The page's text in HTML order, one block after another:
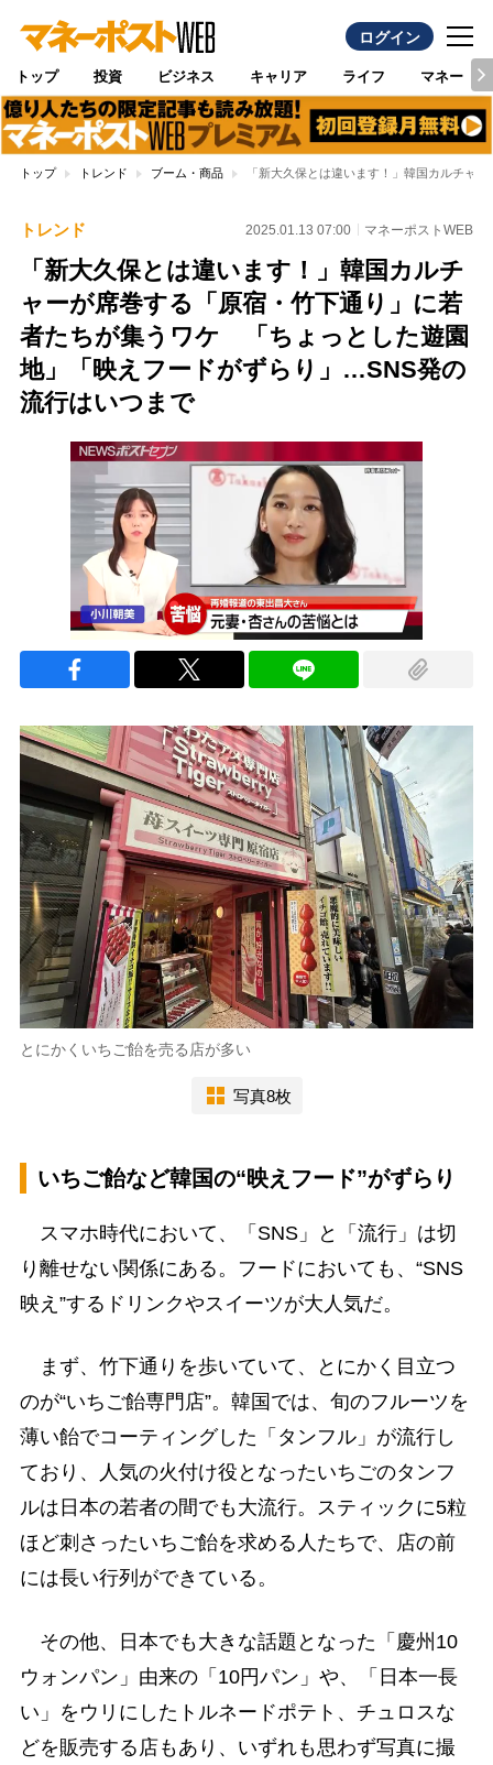
ログイン
トップ 投資 ビジネス キャリア ライフ マネー
トップ トレンド ブーム・商品 「新大久保とは違います！」韓国カルチャ
トレンド 2025.01.13 07:00 マネーポストWEB
「新大久保とは違います！」韓国カルチ
ャーが席巻する「原宿・竹下通り」に若
者たちが集うワケ 「ちょっとした遊園
地」「映えフードがずらり」…SNS発の
流行はいつまで
とにかくいちご飴を売る店が多い
写真8枚
いちご飴など韓国の“映えフード”がずらり
スマホ時代において、「SNS」と「流行」は切
り離せない関係にある。フードにおいても、“SNS
映え”するドリンクやスイーツが大人気だ。
まず、竹下通りを歩いていて、とにかく目立つ
のが“いちご飴専門店”。韓国では、旬のフルーツを
薄い飴でコーティングした「タンフル」が流行し
ており、人気の火付け役となったいちごのタンフ
ルは日本の若者の間でも大流行。スティックに5粒
ほど刺さったいちご飴を求める人たちで、店の前
には長い行列ができている。
その他、日本でも大きな話題となった「慶州10
ウォンパン」由来の「10円パン」や、「日本一長
い」をウリにしたトルネードポテト、チュロスな
どを販売する店もあり、いずれも思わず写真に撮